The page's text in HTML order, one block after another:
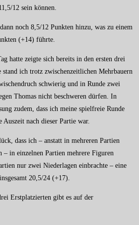
12 sein können.
noch 8,5/12 Punkten hinzu, was zu einem
(+14) führte.
hatte zeigte sich bereits in den ersten drei
stand ich trotz zwischenzeitlichen Mehrbauern
schwierig und in Runde zwei
Thomas nicht beschweren dürfen. In
zudem, dass ich meine spielfreie Runde
nach dieser Partie war.
dass ich – anstatt in mehreren Partien
– in einzelnen Partien mehrere Figuren
nur zwei Niederlagen einbrachte – eine
20,5/24 (+17).
Erstplatzierten gibt es auf der